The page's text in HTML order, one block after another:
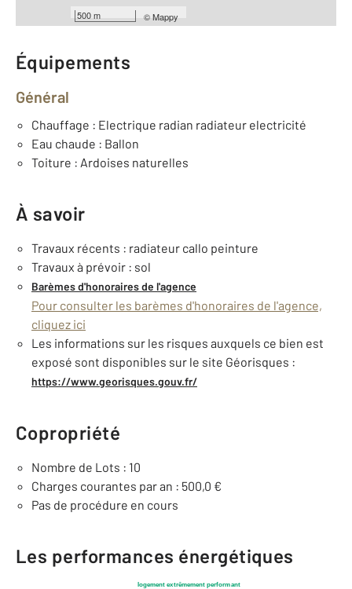
500 m ©Mappy
Année construction : 1900
Équipements
Général
Chauffage : Electrique radian radiateur electricité
Eau chaude : Ballon
Toiture : Ardoises naturelles
À savoir
Travaux récents : radiateur callo peinture
Travaux à prévoir : sol
Barèmes d'honoraires de l'agence
Pour consulter les barèmes d'honoraires de l'agence,
cliquez ici
Les informations sur les risques auxquels ce bien est
exposé sont disponibles sur le site Géorisques :
https://www.georisques.gouv.fr/
Copropriété
Nombre de Lots : 10
Charges courantes par an : 500,0 €
Pas de procédure en cours
Les performances énergétiques
logement extrêmement performant